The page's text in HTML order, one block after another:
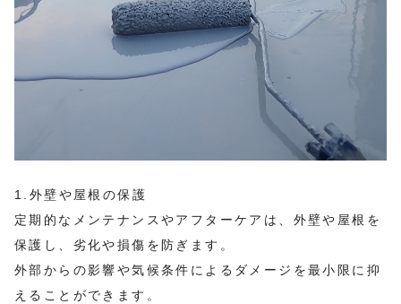
1.外壁や屋根の保護
定期的なメンテナンスやアフターケアは、外壁や屋根を
保護し、劣化や損傷を防ぎます。
外部からの影響や気候条件によるダメージを最小限に抑
えることができます。